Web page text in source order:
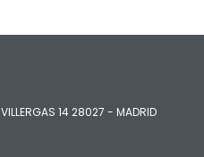
VILLERGAS 14 28027 - MADRID